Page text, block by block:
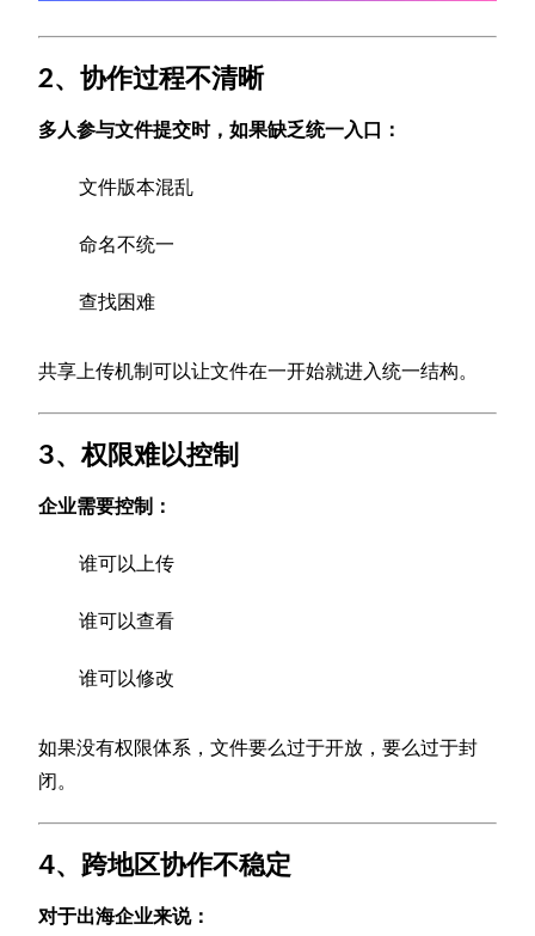
2、协作过程不清晰
多人参与文件提交时，如果缺乏统一入口：
文件版本混乱
命名不统一
查找困难
共享上传机制可以让文件在一开始就进入统一结构。
3、权限难以控制
企业需要控制：
谁可以上传
谁可以查看
谁可以修改
如果没有权限体系，文件要么过于开放，要么过于封
闭。
4、跨地区协作不稳定
对于出海企业来说：